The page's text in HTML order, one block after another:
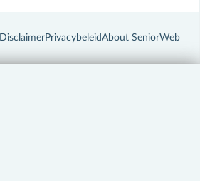
DisclaimerPrivacybeleidAbout SeniorWeb